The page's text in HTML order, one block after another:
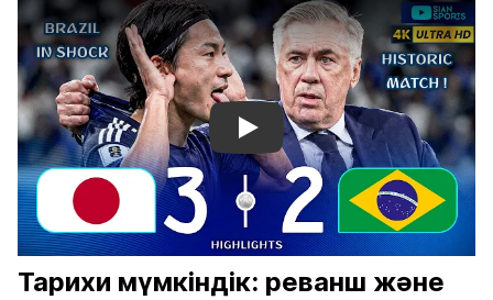
Смотреть видео YouTube
Тарихи мүмкіндік: реванш және